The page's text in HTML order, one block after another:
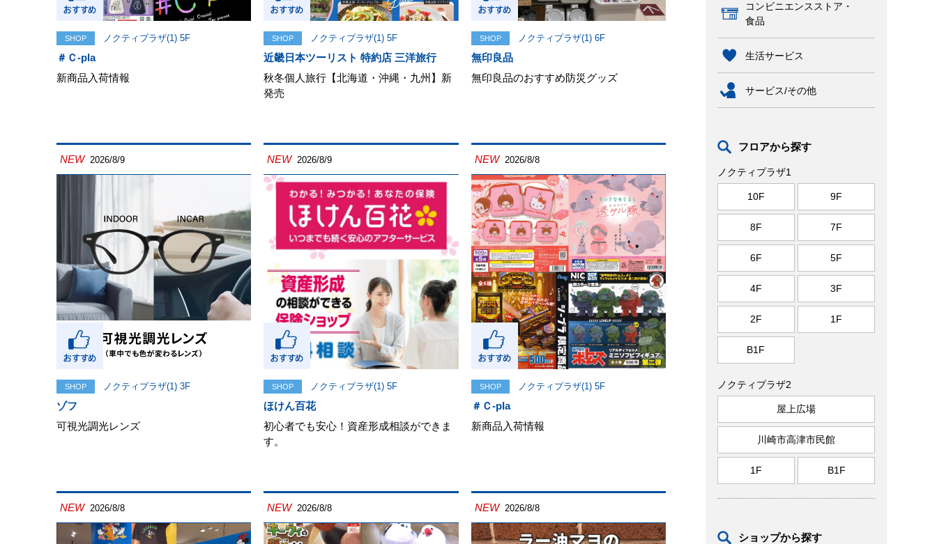
SHOP ノクティプラザ(1) 5F
＃Ｃ-pla
新商品入荷情報
SHOP ノクティプラザ(1) 5F
近畿日本ツーリスト 特約店 三洋旅行
秋冬個人旅行【北海道・沖縄・九州】新
発売
SHOP ノクティプラザ(1) 6F
無印良品
無印良品のおすすめ防災グッズ
NEW 2026/8/9
SHOP ノクティプラザ(1) 3F
ゾフ
可視光調光レンズ
NEW 2026/8/9
SHOP ノクティプラザ(1) 5F
ほけん百花
初心者でも安心！資産形成相談ができま
す。
NEW 2026/8/8
SHOP ノクティプラザ(1) 5F
＃Ｃ-pla
新商品入荷情報
NEW 2026/8/8 NEW 2026/8/8 NEW 2026/8/8
コンビニエンスストア・
食品
生活サービス
サービス/その他
フロアから探す
ノクティプラザ1
10F 9F
8F 7F
6F 5F
4F 3F
2F 1F
B1F
ノクティプラザ2
屋上広場
川崎市高津市民館
1F B1F
ショップから探す